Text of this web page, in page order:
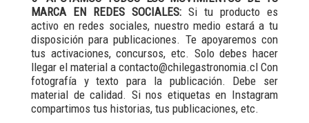
MARCA EN REDES SOCIALES: Si tu producto es
activo en redes sociales, nuestro medio estará a tu
disposición para publicaciones. Te apoyaremos con
tus activaciones, concursos, etc. Solo debes hacer
llegar el material a contacto@chilegastronomia.cl Con
fotografía y texto para la publicación. Debe ser
material de calidad. Si nos etiquetas en Instagram
compartimos tus historias, tus publicaciones, etc.